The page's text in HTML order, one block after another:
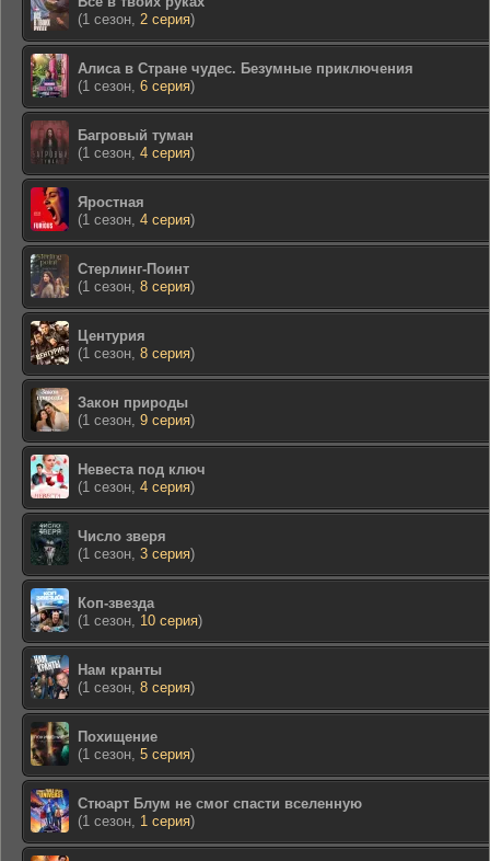
(1 сезон, 2 серия)
Алиса в Стране чудес. Безумные приключения
(1 сезон, 6 серия)
Багровый туман
(1 сезон, 4 серия)
Яростная
(1 сезон, 4 серия)
Стерлинг-Поинт
(1 сезон, 8 серия)
Центурия
(1 сезон, 8 серия)
Закон природы
(1 сезон, 9 серия)
Невеста под ключ
(1 сезон, 4 серия)
Число зверя
(1 сезон, 3 серия)
Коп-звезда
(1 сезон, 10 серия)
Нам кранты
(1 сезон, 8 серия)
Похищение
(1 сезон, 5 серия)
Стюарт Блум не смог спасти вселенную
(1 сезон, 1 серия)